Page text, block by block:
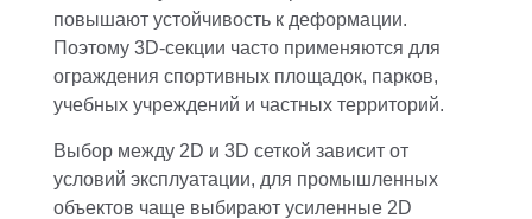
повышают устойчивость к деформации.
Поэтому 3D-секции часто применяются для
ограждения спортивных площадок, парков,
учебных учреждений и частных территорий.
Выбор между 2D и 3D сеткой зависит от
условий эксплуатации, для промышленных
объектов чаще выбирают усиленные 2D